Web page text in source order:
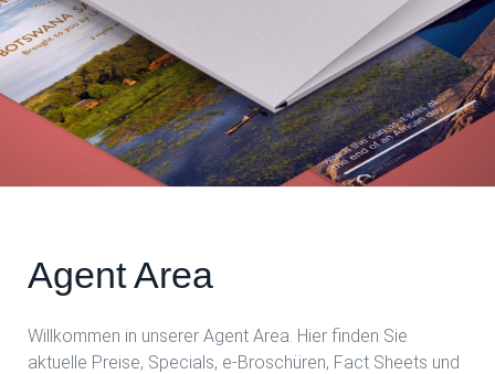
Agent Area
Willkommen in unserer Agent Area. Hier finden Sie
aktuelle Preise, Specials, e-Broschüren, Fact Sheets und